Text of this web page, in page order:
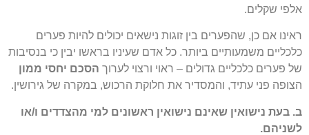
אלפי שקלים.
ראינו אם כן, שהפערים בין זוגות נישאים יכולים להיות פערים
כלכליים משמעותיים ביותר. כל אדם שעיניו בראשו יבין כי בנסיבות
של פערים כלכליים גדולים – ראוי ורצוי לערוך הסכם יחסי ממון
הצופה פני עתיד, והמסדיר את חלוקת הרכוש, במקרה של גירושין.
ב. בעת נישואין שאינם נישואין ראשונים למי מהצדדים ו/או
לשניהם.